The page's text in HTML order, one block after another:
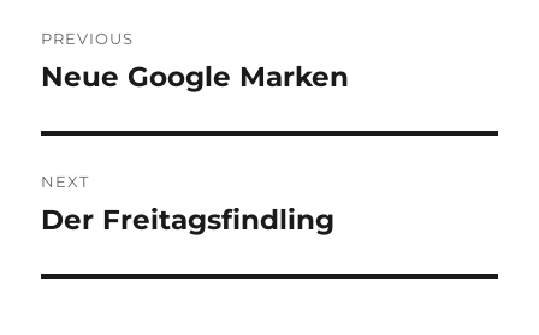
navigation
PREVIOUS
Previous
Neue Google Marken
NEXT
Next
Der Freitagsfindling